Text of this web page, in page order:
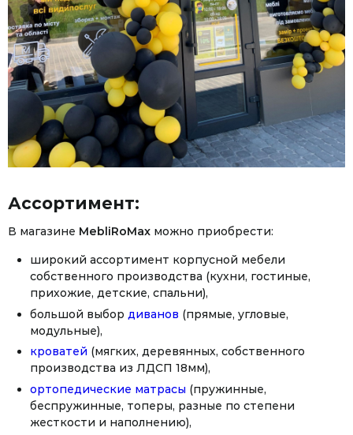
Ассортимент:
В магазине MebliRoMax можно приобрести:
широкий ассортимент корпусной мебели
собственного производства (кухни, гостиные,
прихожие, детские, спальни),
большой выбор диванов (прямые, угловые,
модульные),
кроватей (мягких, деревянных, собственного
производства из ЛДСП 18мм),
ортопедические матрасы (пружинные,
беспружинные, топеры, разные по степени
жесткости и наполнению),